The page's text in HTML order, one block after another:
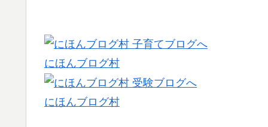
にほんブログ村
にほんブログ村